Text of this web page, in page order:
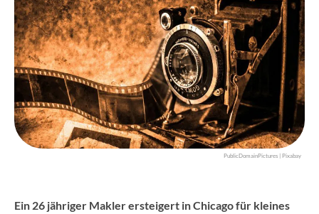
PublicDomainPictures | Pixabay
Ein 26 jähriger Makler ersteigert in Chicago für kleines